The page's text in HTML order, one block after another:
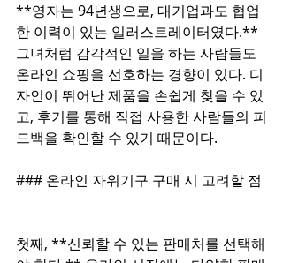
**영자는 94년생으로, 대기업과도 협업
한 이력이 있는 일러스트레이터였다.**
그녀처럼 감각적인 일을 하는 사람들도
온라인 쇼핑을 선호하는 경향이 있다. 디
자인이 뛰어난 제품을 손쉽게 찾을 수 있
고, 후기를 통해 직접 사용한 사람들의 피
드백을 확인할 수 있기 때문이다.
### 온라인 자위기구 구매 시 고려할 점
첫째, **신뢰할 수 있는 판매처를 선택해